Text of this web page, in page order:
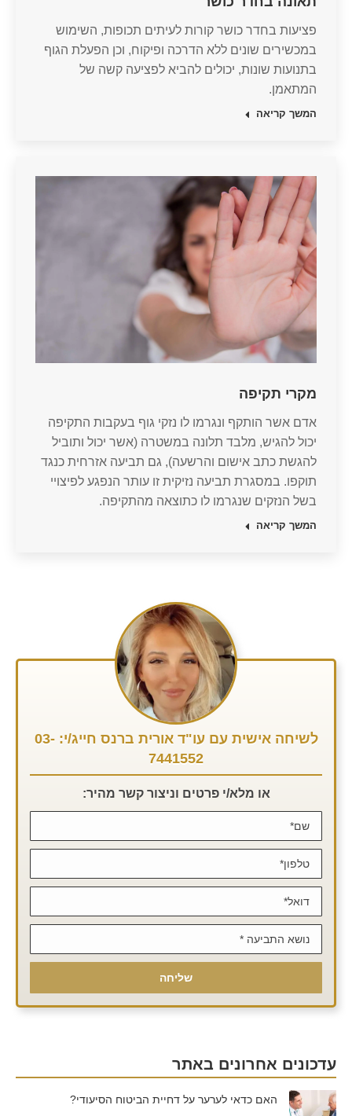
פציעות בחדר כושר קורות לעיתים תכופות, השימוש
במכשירים שונים ללא הדרכה ופיקוח, וכן הפעלת הגוף
בתנועות שונות, יכולים להביא לפציעה קשה של
המתאמן.
המשך קריאה
מקרי תקיפה
אדם אשר הותקף ונגרמו לו נזקי גוף בעקבות התקיפה
יכול להגיש, מלבד תלונה במשטרה (אשר יכול ותוביל
להגשת כתב אישום והרשעה), גם תביעה אזרחית כנגד
תוקפו. במסגרת תביעה נזיקית זו עותר הנפגע לפיצויי
בשל הנזקים שנגרמו לו כתוצאה מהתקיפה.
המשך קריאה
לשיחה אישית עם עו"ד אורית ברנס חייג/י: 03-
7441552
או מלא/י פרטים וניצור קשר מהיר:
עדכונים אחרונים באתר
האם כדאי לערער על דחיית הביטוח הסיעודי?